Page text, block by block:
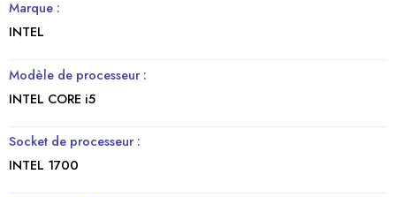
Marque :
INTEL
Modèle de processeur :
INTEL CORE i5
Socket de processeur :
INTEL 1700